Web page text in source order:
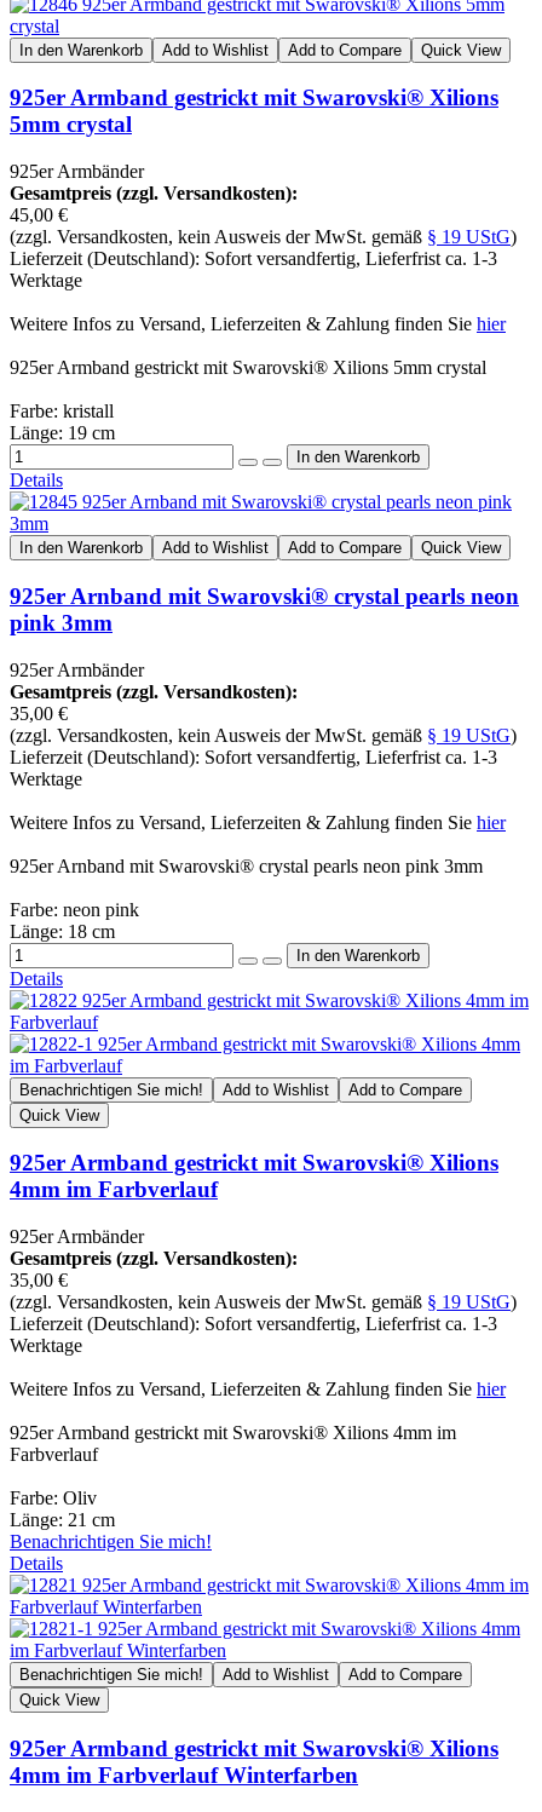
In den Warenkorb Add to Wishlist Add to Compare Quick View
925er Armband gestrickt mit Swarovski® Xilions
5mm crystal
925er Armbänder
Gesamtpreis (zzgl. Versandkosten):
45,00 €
(zzgl. Versandkosten, kein Ausweis der MwSt. gemäß § 19 UStG)
Lieferzeit (Deutschland): Sofort versandfertig, Lieferfrist ca. 1-3
Werktage
Weitere Infos zu Versand, Lieferzeiten & Zahlung finden Sie hier
925er Armband gestrickt mit Swarovski® Xilions 5mm crystal
Farbe: kristall
Länge: 19 cm
Details
In den Warenkorb Add to Wishlist Add to Compare Quick View
925er Arnband mit Swarovski® crystal pearls neon
pink 3mm
925er Armbänder
Gesamtpreis (zzgl. Versandkosten):
35,00 €
(zzgl. Versandkosten, kein Ausweis der MwSt. gemäß § 19 UStG)
Lieferzeit (Deutschland): Sofort versandfertig, Lieferfrist ca. 1-3
Werktage
Weitere Infos zu Versand, Lieferzeiten & Zahlung finden Sie hier
925er Arnband mit Swarovski® crystal pearls neon pink 3mm
Farbe: neon pink
Länge: 18 cm
Details
Benachrichtigen Sie mich! Add to Wishlist
Add to Compare
Quick View
925er Armband gestrickt mit Swarovski® Xilions
4mm im Farbverlauf
925er Armbänder
Gesamtpreis (zzgl. Versandkosten):
35,00 €
(zzgl. Versandkosten, kein Ausweis der MwSt. gemäß § 19 UStG)
Lieferzeit (Deutschland): Sofort versandfertig, Lieferfrist ca. 1-3
Werktage
Weitere Infos zu Versand, Lieferzeiten & Zahlung finden Sie hier
925er Armband gestrickt mit Swarovski® Xilions 4mm im
Farbverlauf
Farbe: Oliv
Länge: 21 cm
Benachrichtigen Sie mich!
Details
Benachrichtigen Sie mich! Add to Wishlist
Add to Compare
Quick View
925er Armband gestrickt mit Swarovski® Xilions
4mm im Farbverlauf Winterfarben